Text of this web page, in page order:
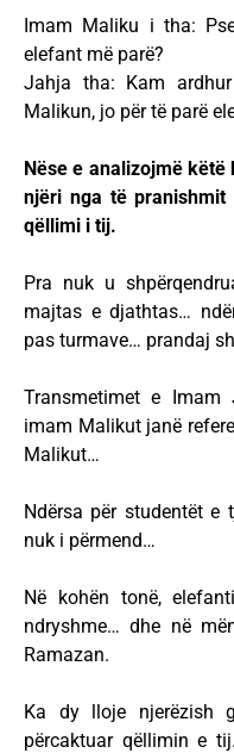
Imam Maliku i tha:
elefant më parë?
Jahja tha: Kam
Malikun, jo për të parë
Nëse e analizojmë
njëri nga të
qëllimi i tij.
Pra nuk u
majtas e djathtas…
pas turmave… prandaj
Transmetimet e
imam Malikut janë
Malikut…
Ndërsa për studentët e
nuk i përmend…
Në kohën tonë,
ndryshme… dhe në
Ramazan.
Ka dy lloje njerëzish
përcaktuar qëllimin e